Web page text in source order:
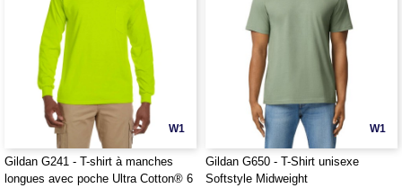
W1
Gildan G241 - T-shirt à manches
longues avec poche Ultra Cotton® 6
W1
Gildan G650 - T-Shirt unisexe
Softstyle Midweight